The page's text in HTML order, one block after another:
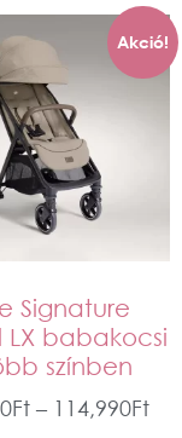
Akció!
Signature
LX babakocsi
színben
Ft – 114,990Ft